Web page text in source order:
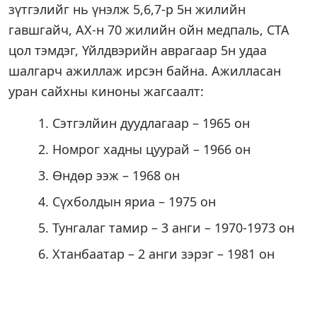
зүтгэлийг нь үнэлж 5,6,7-р 5н жилийн
гавшгайч, АХ-н 70 жилийн ойн медпаль, СТА
цол тэмдэг, Үйлдвэрийн аврагаар 5н удаа
шалгарч ажиллаж ирсэн байна. Ажилласан
уран сайхны киноны жагсаалт:
Сэтгэлйин дуудлагаар – 1965 он
Номрог хадны цуурай – 1966 он
Өндөр ээж – 1968 он
Сүхболдын яриа – 1975 он
Тунгалаг тамир – 3 анги – 1970-1973 он
Хтанбаатар – 2 анги зэрэг – 1981 он